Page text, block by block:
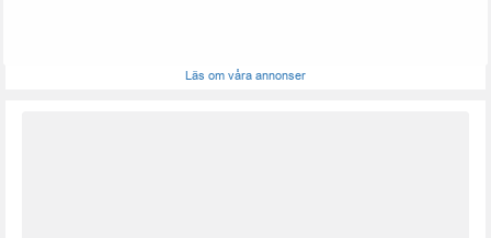
Läs om våra annonser